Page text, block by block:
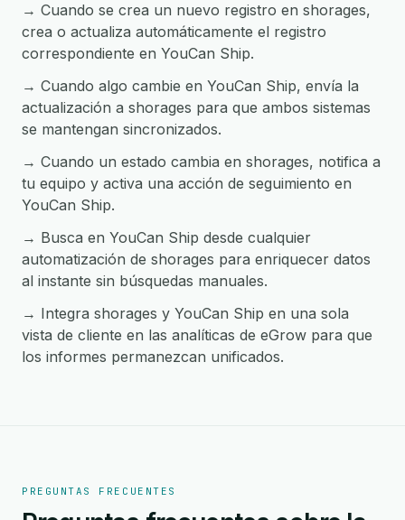
→ Cuando se crea un nuevo registro en shorages,
crea o actualiza automáticamente el registro
correspondiente en YouCan Ship.
→ Cuando algo cambie en YouCan Ship, envía la
actualización a shorages para que ambos sistemas
se mantengan sincronizados.
→ Cuando un estado cambia en shorages, notifica a
tu equipo y activa una acción de seguimiento en
YouCan Ship.
→ Busca en YouCan Ship desde cualquier
automatización de shorages para enriquecer datos
al instante sin búsquedas manuales.
→ Integra shorages y YouCan Ship en una sola
vista de cliente en las analíticas de eGrow para que
los informes permanezcan unificados.
PREGUNTAS FRECUENTES